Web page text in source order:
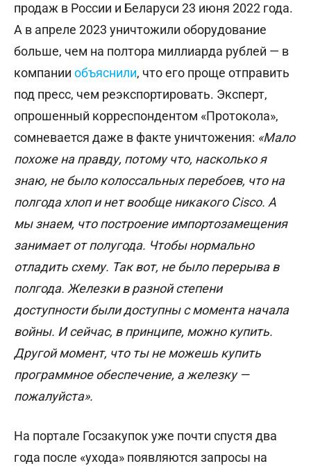
продаж в России и Беларуси 23 июня 2022 года.
А в апреле 2023 уничтожили оборудование
больше, чем на полтора миллиарда рублей — в
компании объяснили, что его проще отправить
под пресс, чем реэкспортировать. Эксперт,
опрошенный корреспондентом «Протокола»,
сомневается даже в факте уничтожения: «Мало
похоже на правду, потому что, насколько я
знаю, не было колоссальных перебоев, что на
полгода хлоп и нет вообще никакого Cisco. А
мы знаем, что построение импортозамещения
занимает от полугода. Чтобы нормально
отладить схему. Так вот, не было перерыва в
полгода. Железки в разной степени
доступности были доступны с момента начала
войны. И сейчас, в принципе, можно купить.
Другой момент, что ты не можешь купить
программное обеспечение, а железку —
пожалуйста».
На портале Госзакупок уже почти спустя два
года после «ухода» появляются запросы на